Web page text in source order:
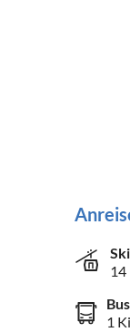
14
Bus
1